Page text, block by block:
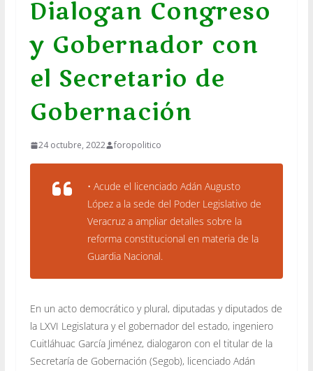
Dialogan Congreso
y Gobernador con
el Secretario de
Gobernación
24 octubre, 2022 foropolitico
• Acude el licenciado Adán Augusto
López a la sede del Poder Legislativo de
Veracruz a ampliar detalles sobre la
reforma constitucional en materia de la
Guardia Nacional.
En un acto democrático y plural, diputadas y diputados de
la LXVI Legislatura y el gobernador del estado, ingeniero
Cuitláhuac García Jiménez, dialogaron con el titular de la
Secretaría de Gobernación (Segob), licenciado Adán